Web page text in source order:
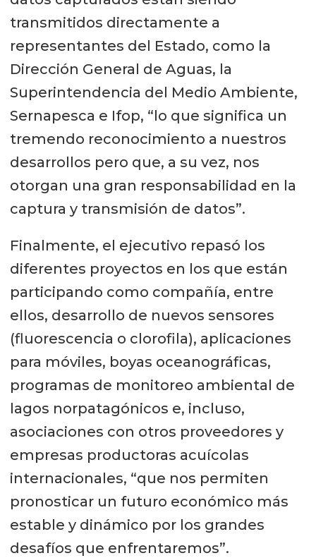
transmitidos directamente a
representantes del Estado, como la
Dirección General de Aguas, la
Superintendencia del Medio Ambiente,
Sernapesca e Ifop, “lo que significa un
tremendo reconocimiento a nuestros
desarrollos pero que, a su vez, nos
otorgan una gran responsabilidad en la
captura y transmisión de datos”.
Finalmente, el ejecutivo repasó los
diferentes proyectos en los que están
participando como compañía, entre
ellos, desarrollo de nuevos sensores
(fluorescencia o clorofila), aplicaciones
para móviles, boyas oceanográficas,
programas de monitoreo ambiental de
lagos norpatagónicos e, incluso,
asociaciones con otros proveedores y
empresas productoras acuícolas
internacionales, “que nos permiten
pronosticar un futuro económico más
estable y dinámico por los grandes
desafíos que enfrentaremos”.